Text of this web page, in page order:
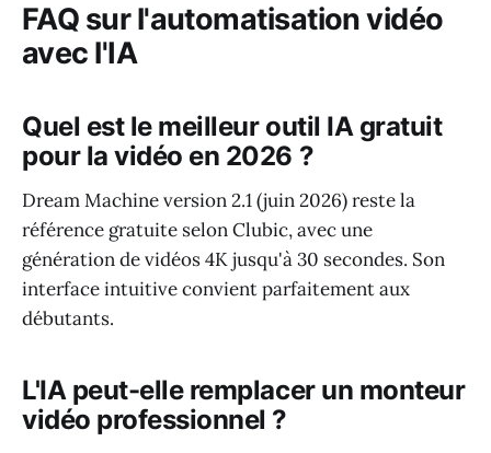
FAQ sur l'automatisation vidéo
avec l'IA
Quel est le meilleur outil IA gratuit
pour la vidéo en 2026 ?
Dream Machine version 2.1 (juin 2026) reste la
référence gratuite selon Clubic, avec une
génération de vidéos 4K jusqu'à 30 secondes. Son
interface intuitive convient parfaitement aux
débutants.
L'IA peut-elle remplacer un monteur
vidéo professionnel ?